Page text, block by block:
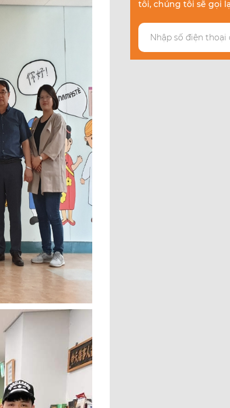
tôi, chúng tôi sẽ gọi